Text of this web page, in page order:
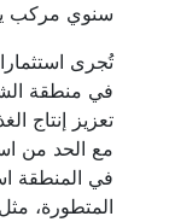
سنوي مركب يبلغ
تُجرى
في منطقة
تعزيز إنتاج
مع الحد من
في المنطقة
المتطورة،